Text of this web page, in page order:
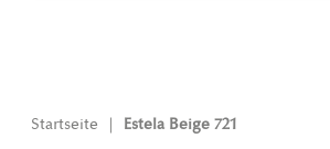
Startseite | Estela Beige 721